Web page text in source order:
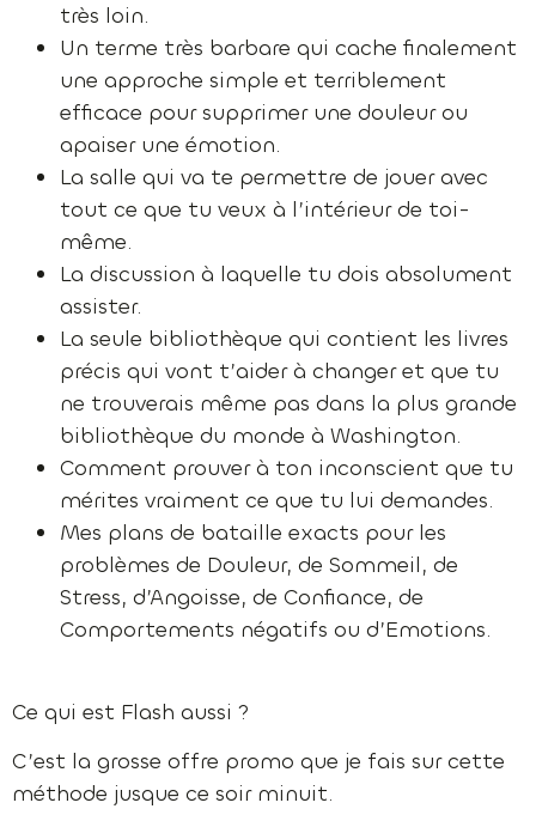
très loin.
Un terme très barbare qui cache finalement
une approche simple et terriblement
efficace pour supprimer une douleur ou
apaiser une émotion.
La salle qui va te permettre de jouer avec
tout ce que tu veux à l’intérieur de toi-
même.
La discussion à laquelle tu dois absolument
assister.
La seule bibliothèque qui contient les livres
précis qui vont t’aider à changer et que tu
ne trouverais même pas dans la plus grande
bibliothèque du monde à Washington.
Comment prouver à ton inconscient que tu
mérites vraiment ce que tu lui demandes.
Mes plans de bataille exacts pour les
problèmes de Douleur, de Sommeil, de
Stress, d’Angoisse, de Confiance, de
Comportements négatifs ou d’Emotions.
Ce qui est Flash aussi ?
C’est la grosse offre promo que je fais sur cette
méthode jusque ce soir minuit.